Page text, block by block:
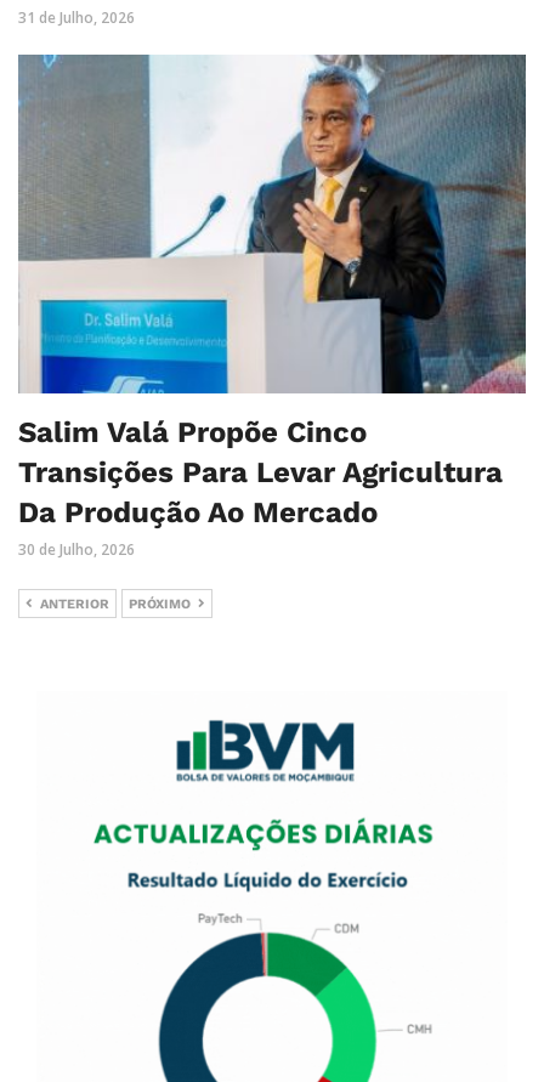
31 de Julho, 2026
Salim Valá Propõe Cinco
Transições Para Levar Agricultura
Da Produção Ao Mercado
30 de Julho, 2026
ANTERIOR PRÓXIMO